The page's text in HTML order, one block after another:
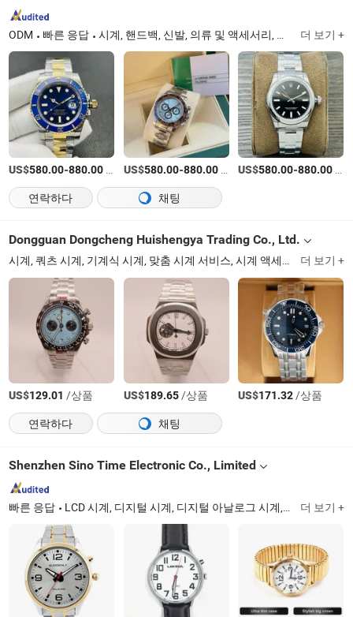
ODM 빠른 응답 시계, 핸드백, 신발, 의류 및 액세서리, 가정용품, 소비자 전자제품, 장난감, 가구, 가방, 케이스 및 상자, 도구 및 하드웨어, 예술 및 공예, 보석 및 액세서리 더 보기 +
US$580.00-880.00 US$580.00-880.00/상품 US$580.00-880.00
연락하다
채팅
Dongguan Dongcheng Huishengya Trading Co., Ltd.
시계, 쿼츠 시계, 기계식 시계, 맞춤 시계 서비스, 시계 액세서리, 시계 상자, 선글라스 더 보기 +
US$129.01 /상품 US$189.65/상품 US$171.32/상품
연락하다
채팅
Shenzhen Sino Time Electronic Co., Limited
빠른 응답 LCD 시계, 디지털 시계, 디지털 아날로그 시계, LED 시계, 음성 시계 더 보기 +